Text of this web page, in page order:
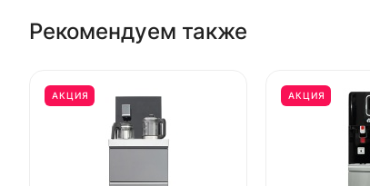
Рекомендуем также
АКЦИЯ АКЦИЯ